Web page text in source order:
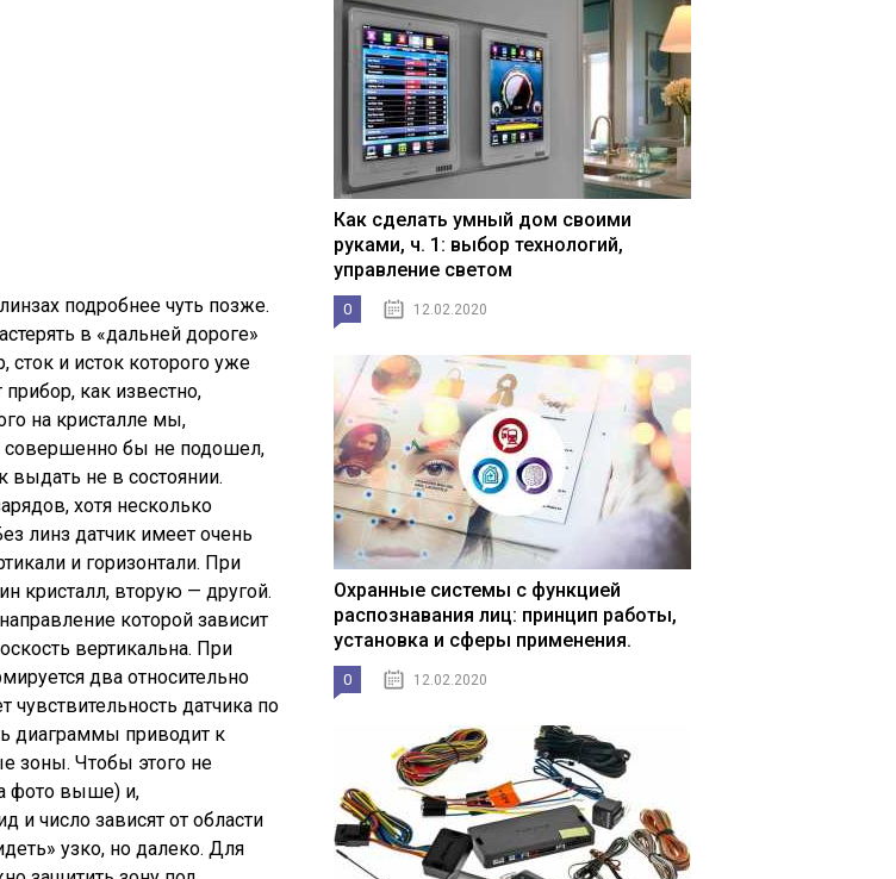
подробнее чуть позже.
в «дальней дороге»
и исток которого уже
как известно,
на кристалле мы,
совершенно бы не подошел,
выдать не в состоянии.
хотя несколько
линз датчик имеет очень
и горизонтали. При
кристалл, вторую — другой.
которой зависит
вертикальна. При
два относительно
датчика по
диаграммы приводит к
зоны. Чтобы этого не
фото выше) и,
и число зависят от области
узко, но далеко. Для
Как сделать умный дом своими
руками, ч. 1: выбор технологий,
управление светом
0 12.02.2020
Охранные системы с функцией
распознавания лиц: принцип работы,
установка и сферы применения.
0 12.02.2020